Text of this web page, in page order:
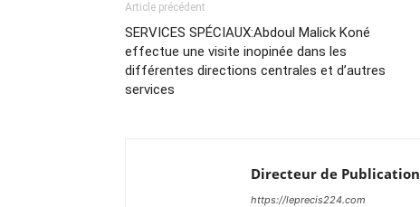
Article précédent
SERVICES SPÉCIAUX:Abdoul Malick Koné
effectue une visite inopinée dans les
différentes directions centrales et d’autres
services
Directeur de Publication
https://leprecis224.com